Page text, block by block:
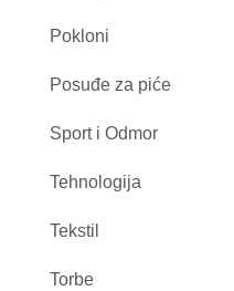
Pokloni
Posuđe za piće
Sport i Odmor
Tehnologija
Tekstil
Torbe